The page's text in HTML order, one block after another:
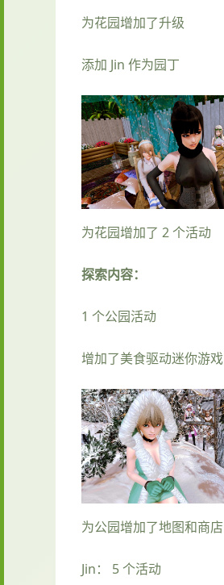
为花园增加了升级
添加 Jin 作为园丁
为花园增加了 2 个活动
探索内容：
1 个公园活动
增加了美食驱动迷你游戏
为公园增加了地图和商店
Jin： 5 个活动